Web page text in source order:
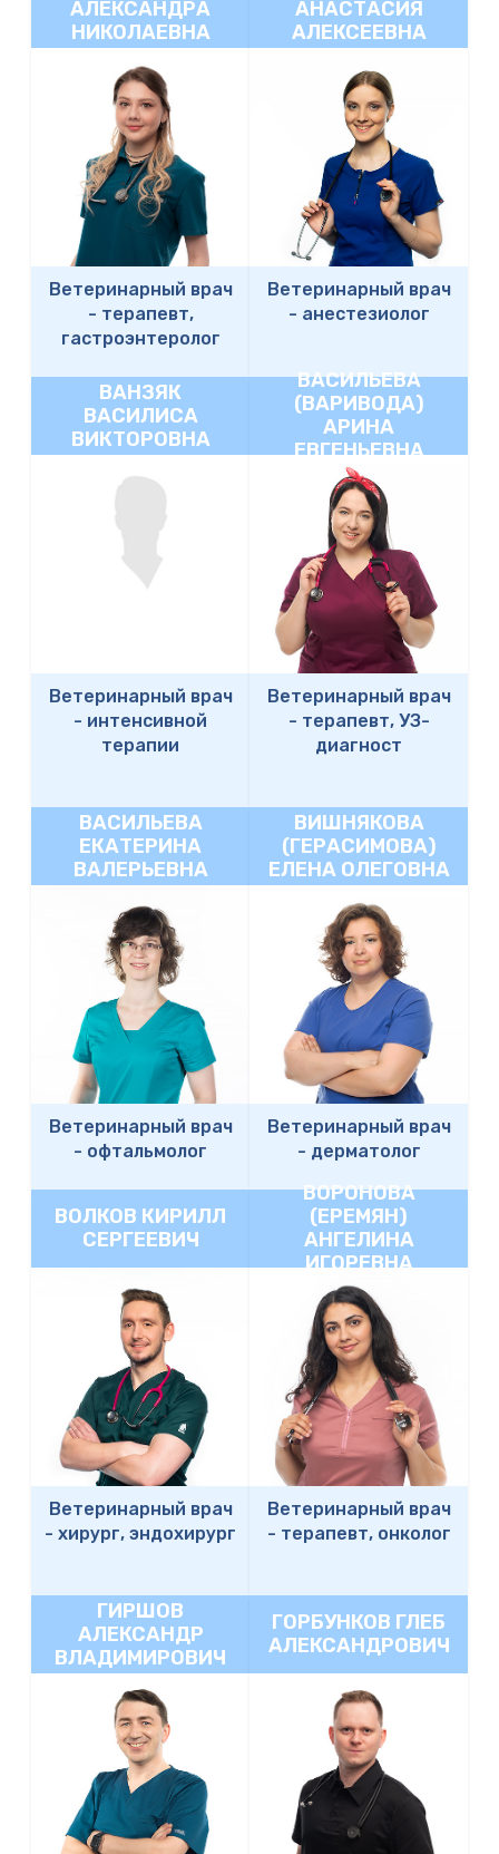
АЛЕКСАНДРА
НИКОЛАЕВНА
Ветеринарный врач
- терапевт,
гастроэнтеролог
АНАСТАСИЯ
АЛЕКСЕЕВНА
Ветеринарный врач
- анестезиолог
ВАНЗЯК
ВАСИЛИСА
ВИКТОРОВНА
Ветеринарный врач
- интенсивной
терапии
ВАСИЛЬЕВА
(ВАРИВОДА)
АРИНА
ЕВГЕНЬЕВНА
Ветеринарный врач
- терапевт, УЗ-
диагност
ВАСИЛЬЕВА
ЕКАТЕРИНА
ВАЛЕРЬЕВНА
Ветеринарный врач
- офтальмолог
ВИШНЯКОВА
(ГЕРАСИМОВА)
ЕЛЕНА ОЛЕГОВНА
Ветеринарный врач
- дерматолог
ВОЛКОВ КИРИЛЛ
СЕРГЕЕВИЧ
Ветеринарный врач
- хирург, эндохирург
ВОРОНОВА
(ЕРЕМЯН)
АНГЕЛИНА
ИГОРЕВНА
Ветеринарный врач
- терапевт, онколог
ГИРШОВ
АЛЕКСАНДР
ВЛАДИМИРОВИЧ
ГОРБУНКОВ ГЛЕБ
АЛЕКСАНДРОВИЧ